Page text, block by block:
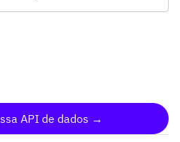
API de dados →